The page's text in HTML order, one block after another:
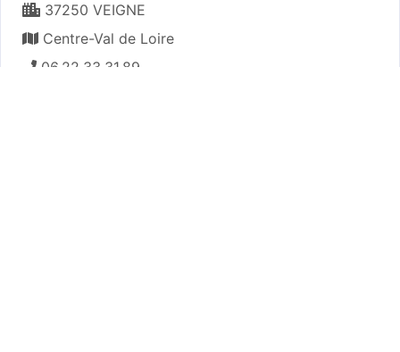
37250 VEIGNE
Centre-Val de Loire
06.22.33.31.89